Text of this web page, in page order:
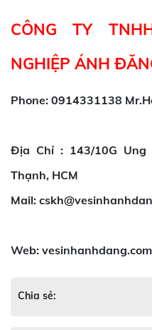
CÔNG TY
NGHIỆP
Phone:
Địa Chỉ : 143/10G Ung
Thạnh,
Mail:
Web:
Chia sẻ: